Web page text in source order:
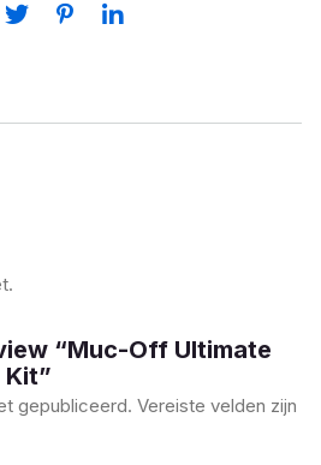
“Muc-Off Ultimate
gepubliceerd. Vereiste velden zijn